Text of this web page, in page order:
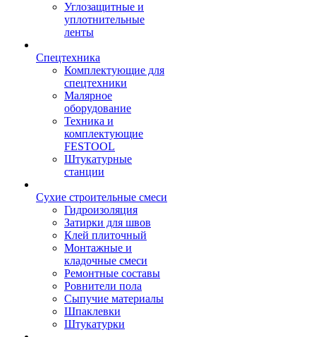
Углозащитные и
уплотнительные
ленты
Спецтехника
Комплектующие для
спецтехники
Малярное
оборудование
Техника и
комплектующие
FESTOOL
Штукатурные
станции
Сухие строительные смеси
Гидроизоляция
Затирки для швов
Клей плиточный
Монтажные и
кладочные смеси
Ремонтные составы
Ровнители пола
Сыпучие материалы
Шпаклевки
Штукатурки